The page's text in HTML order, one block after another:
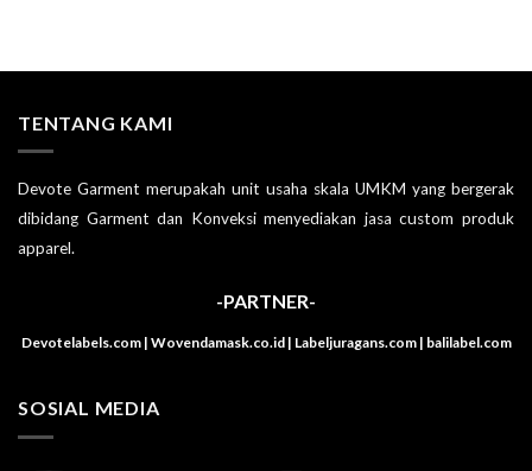
TENTANG KAMI
Devote Garment merupakah unit usaha skala UMKM yang bergerak
dibidang Garment dan Konveksi menyediakan jasa custom produk
apparel.
-PARTNER-
Devotelabels.com | Wovendamask.co.id | Labeljuragans.com | balilabel.com
SOSIAL MEDIA